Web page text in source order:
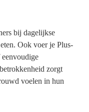
bij dagelijkse
Ook voer je Plus-
zorgt
voelen in hun